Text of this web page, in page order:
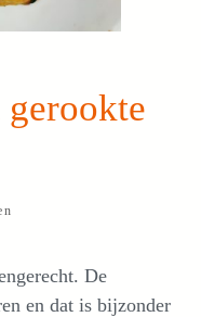
De
en dat is bijzonder